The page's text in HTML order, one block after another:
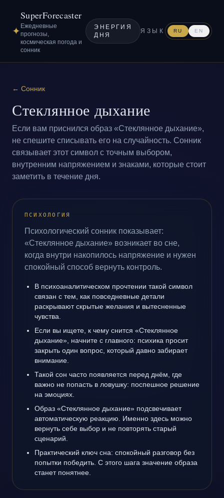
✦
SuperForecaster
Ежедневные
прогнозы,
космическая погода и
сонник
ЭНЕРГИЯ
ДНЯ
ЯЗЫК RU EN
← Сонник
Стеклянное дыхание
Если вам приснился образ «Стеклянное дыхание»,
не спешите списывать его на случайность. Сонник
связывает этот символ с точным выбором,
внутренним напряжением и знаками, которые стоит
заметить в течение дня.
ПСИХОЛОГИЯ
Психологический сонник показывает:
«Стеклянное дыхание» возникает во сне,
когда внутри накопилось напряжение и нужен
спокойный способ вернуть контроль.
В психоаналитическом прочтении такой символ
связан с тем, как повседневные детали
раскрывают скрытые желания и вытесненные
чувства.
Если вы ищете, к чему снится «Стеклянное
дыхание», начните с главного: психика просит
закрыть один вопрос, который давно забирает
внимание.
Такой сон часто появляется перед днём, где
важно не попасть в ловушку: поспешное решение
на эмоциях.
Образ «Стеклянное дыхание» подсвечивает
автоматическую реакцию. Именно здесь можно
вернуть себе выбор и не повторять старый
сценарий.
Практический ключ сна: спокойный разговор без
попытки победить. С этого шага значение образа
станет понятнее.